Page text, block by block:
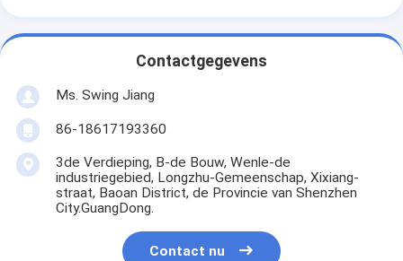
Contactgegevens
Ms. Swing Jiang
86-18617193360
3de Verdieping, B-de Bouw, Wenle-de
industriegebied, Longzhu-Gemeenschap, Xixiang-
straat, Baoan District, de Provincie van Shenzhen
City.GuangDong.
Contact nu